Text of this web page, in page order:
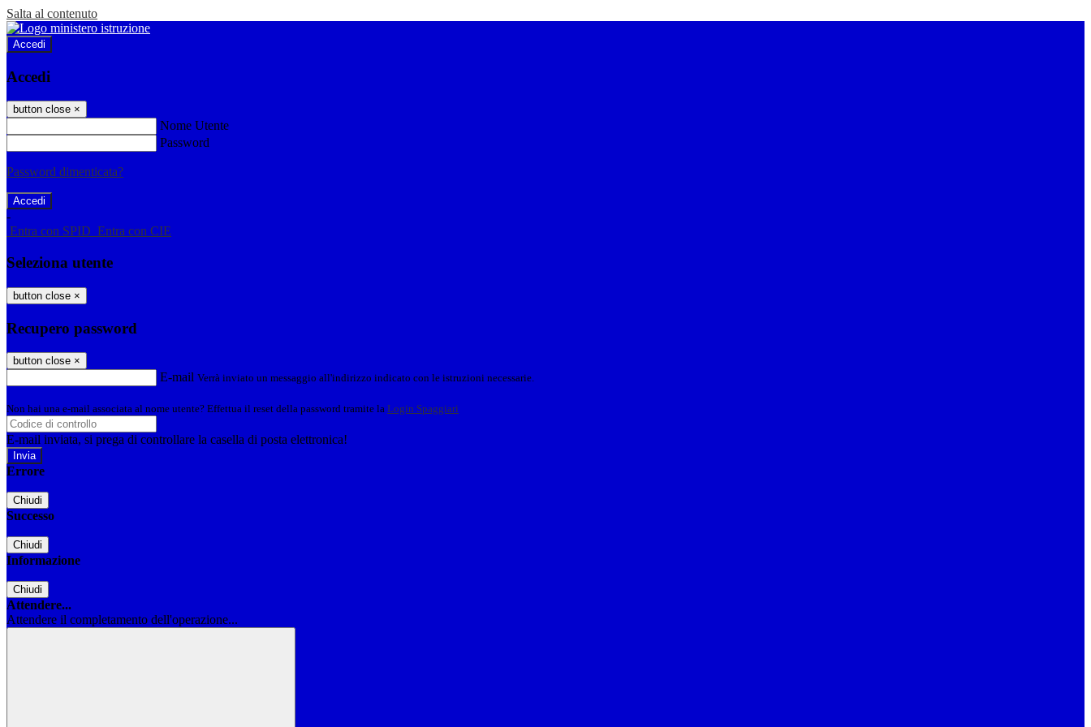
Salta al contenuto
Accedi
Accedi
button close ×
Nome Utente
Password
Password dimenticata?
-
Entra con SPID Entra con CIE
Seleziona utente
button close ×
Recupero password
button close ×
E-mail Verrà inviato un messaggio all'indirizzo indicato con le istruzioni necessarie.
Non hai una e-mail associata al nome utente? Effettua il reset della password tramite la Login Spaggiari
E-mail inviata, si prega di controllare la casella di posta elettronica!
Errore
Chiudi
Successo
Chiudi
Informazione
Chiudi
Attendere...
Attendere il completamento dell'operazione...